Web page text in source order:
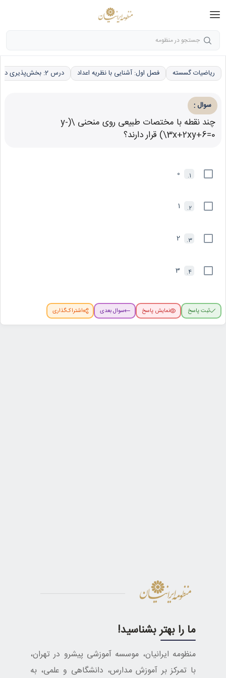
جستجو در منظومه
ریاضیات گسسته فصل اول: آشنایی با نظریه اعداد درس 2: بخش‌پذیری در اعداد صحیح
سوال :
چند نقطه با مختصات طبیعی روی منحنی \(y-
3x+2xy+6=0\) قرار دارند؟
1.
0
2.
1
3.
2
4.
3
ثبت پاسخ نمایش پاسخ سوال بعدی اشتراک‌گذاری
ما را بهتر بشناسید!
منظومه ایرانیان، موسسه آموزشی پیشرو در تهران،
با تمرکز بر آموزش مدارس، دانشگاهی و علمی، به